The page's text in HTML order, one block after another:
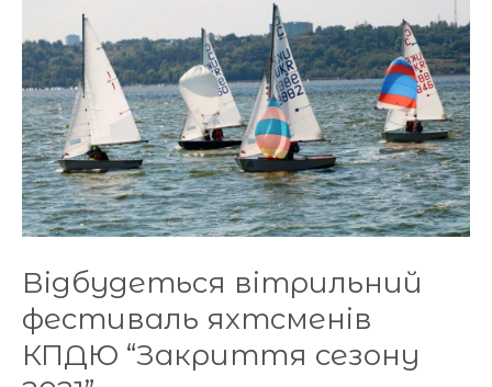
Відбудеться вітрильний
фестиваль яхтсменів
КПДЮ “Закриття сезону
фестиваль
яхтсменів
КПДЮ
“Закриття
сезону
2021”